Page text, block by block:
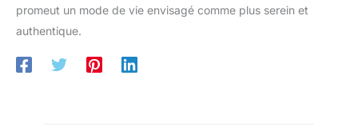
promeut un mode de vie envisagé comme plus serein et
authentique.